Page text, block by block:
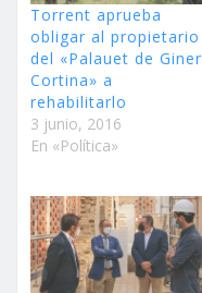
Torrent aprueba
obligar al propietario
del «Palauet de Giner
Cortina» a
rehabilitarlo
3 junio, 2016
En «Política»